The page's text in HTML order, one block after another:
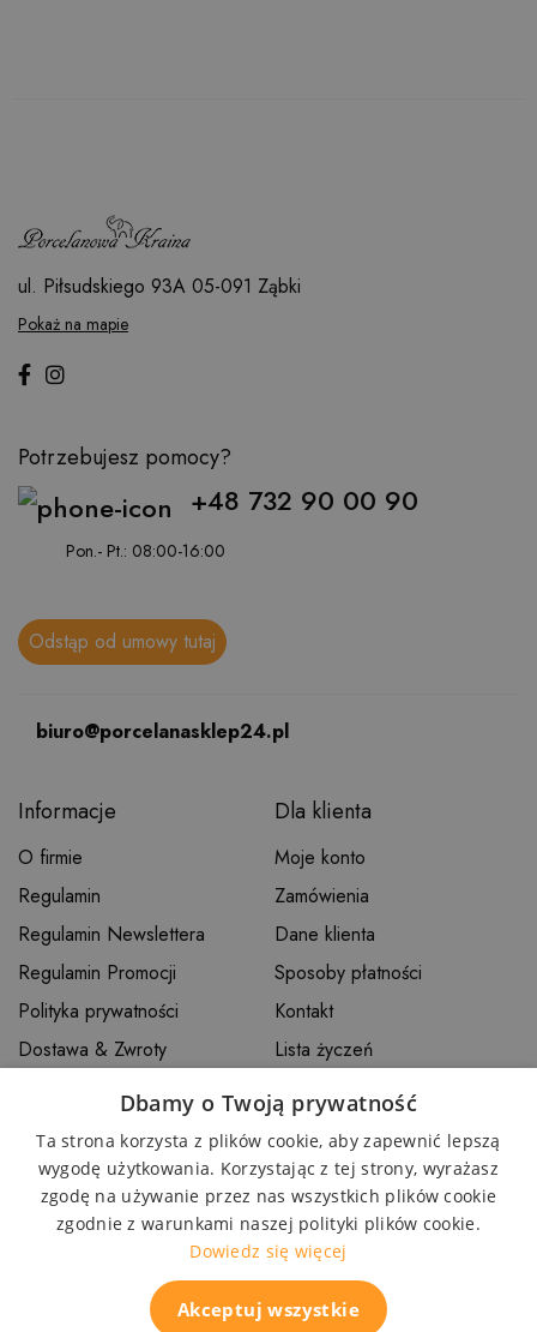
ul. Piłsudskiego 93A 05-091 Ząbki
Pokaż na mapie
Potrzebujesz pomocy?
+48 732 90 00 90
Pon.- Pt.: 08:00-16:00
Odstąp od umowy tutaj
biuro@porcelanasklep24.pl
Informacje
O firmie
Regulamin
Regulamin Newslettera
Regulamin Promocji
Polityka prywatności
Dostawa & Zwroty
Dla klienta
Moje konto
Zamówienia
Dane klienta
Sposoby płatności
Kontakt
Lista życzeń
Inne
FAQ
Termin realizacji
Koszt dostawy
Wysyłka zagraniczna
Reklamacje
Dbamy o Twoją prywatność
Ta strona korzysta z plików cookie, aby zapewnić lepszą
wygodę użytkowania. Korzystając z tej strony, wyrażasz
zgodę na używanie przez nas wszystkich plików cookie
zgodnie z warunkami naszej polityki plików cookie.
Dowiedz się więcej
Akceptuj wszystkie